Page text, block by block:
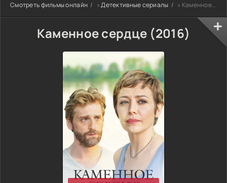
Смотреть фильмы онлайн »Детективные сериалы » Каменное сердце (2016)
Каменное сердце (2016)